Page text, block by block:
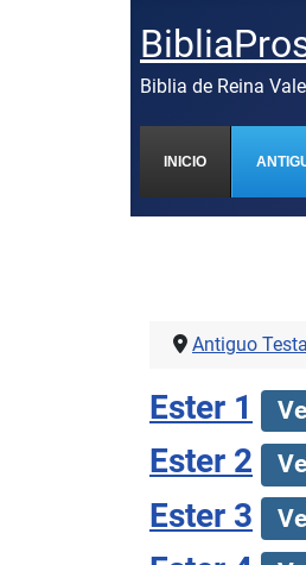
Biblia de Reina
INICIO
Antiguo
Ester 1
Ester 2
Ester 3